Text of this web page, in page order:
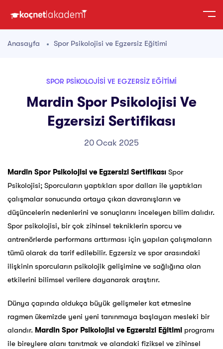
Anasayfa Spor Psikolojisi ve Egzersiz Eğitimi
SPOR PSIKOLOJISI VE EGZERSIZ EĞITIMI
Mardin Spor Psikolojisi Ve
Egzersizi Sertifikası
20 Ocak 2025
Mardin Spor Psikolojisi ve Egzersizi Sertifikası Spor
Psikolojisi; Sporcuların yaptıkları spor dalları ile yaptıkları
çalışmalar sonucunda ortaya çıkan davranışların ve
düşüncelerin nedenlerini ve sonuçlarını inceleyen bilim dalıdır.
Spor psikolojisi, bir çok zihinsel tekniklerin sporcu ve
antrenörlerde performans arttırması için yapılan çalışmaların
tümü olarak da tarif edilebilir. Egzersiz ve spor arasındaki
ilişkinin sporcuların psikolojik gelişimine ve sağlığına olan
etkilerini bilimsel verilere dayanarak araştırır.
Dünya çapında oldukça büyük gelişmeler kat etmesine
ragmen ükemizde yeni yeni tanınmaya başlayan mesleki bir
alandır. Mardin Spor Psikolojisi ve Egzersizi Eğitimi programı
ile bireylere alanı tanıtmak ve alandaki fiziksel ve zihinsel